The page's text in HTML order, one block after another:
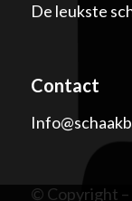
De leukste
Contact
© Copyright –